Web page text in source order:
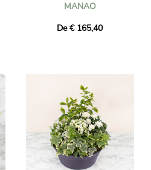
MANAO
De € 165,40